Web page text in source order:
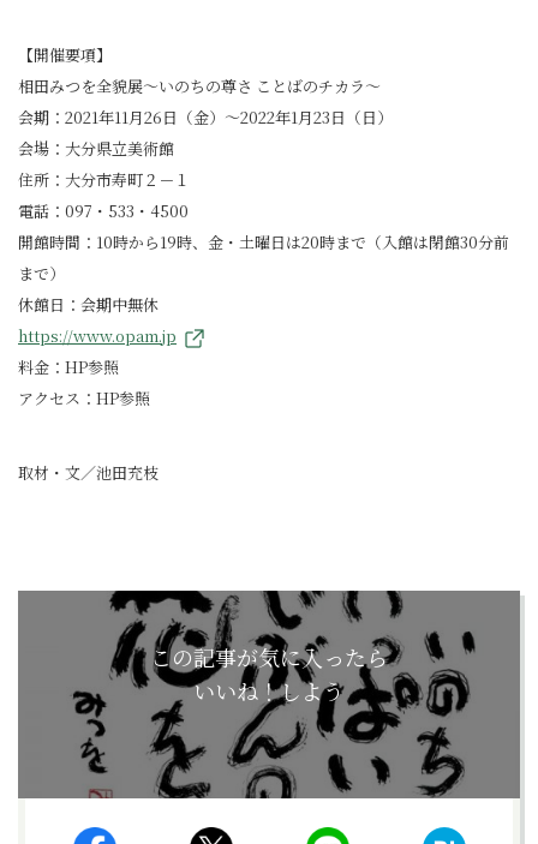
【開催要項】
相田みつを全貌展～いのちの尊さ ことばのチカラ～
会期：2021年11月26日（金）～2022年1月23日（日）
会場：大分県立美術館
住所：大分市寿町２－１
電話：097・533・4500
開館時間：10時から19時、金・土曜日は20時まで（入館は閉館30分前
まで）
休館日：会期中無休
https://www.opam.jp
料金：HP参照
アクセス：HP参照
取材・文／池田充枝
この記事が気に入ったら
いいね！しよう